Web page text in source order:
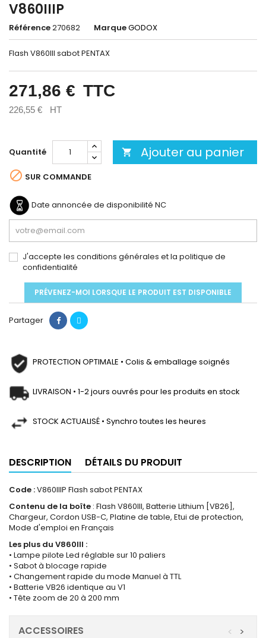
V860IIIP
Référence270682 MarqueGODOX
Flash V860III sabot PENTAX
271,86 € TTC
226,55 € HT
Quantité  Ajouter au panier
 SUR COMMANDE
Date annoncée de disponibilité NC
J'accepte les conditions générales et la politique de
confidentialité
PRÉVENEZ-MOI LORSQUE LE PRODUIT EST DISPONIBLE
Partager
PROTECTION OPTIMALE • Colis & emballage soignés
LIVRAISON • 1-2 jours ouvrés pour les produits en stock
STOCK ACTUALISÉ • Synchro toutes les heures
DESCRIPTION DÉTAILS DU PRODUIT
Code :V860IIIP Flash sabot PENTAX
Contenu de la boîte : Flash V860III, Batterie Lithium [VB26],
Chargeur, Cordon USB-C, Platine de table, Etui de protection,
Mode d'emploi en Français
Les plus du V860III :
• Lampe pilote Led réglable sur 10 paliers
• Sabot à blocage rapide
• Changement rapide du mode Manuel à TTL
• Batterie VB26 identique au V1
• Tête zoom de 20 à 200 mm
ACCESSOIRES >
<